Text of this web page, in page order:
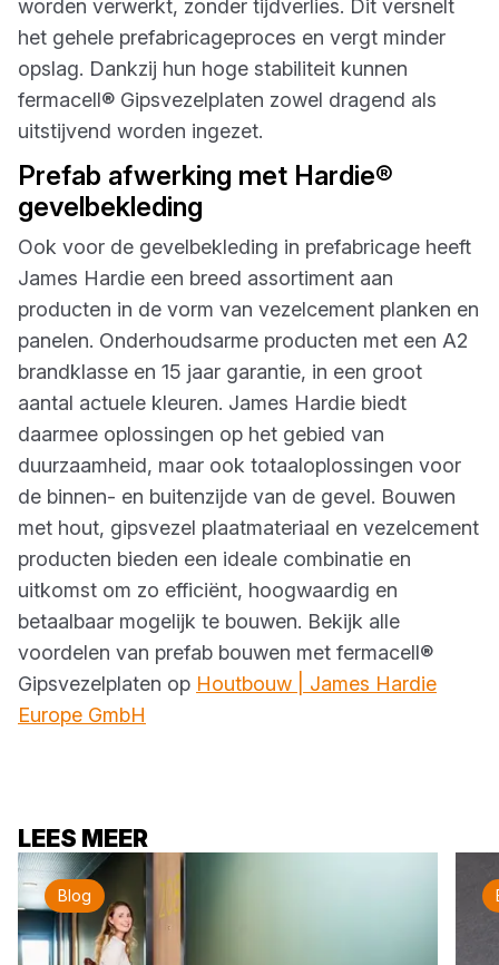
worden verwerkt, zonder tijdverlies. Dit versnelt
het gehele prefabricageproces en vergt minder
opslag. Dankzij hun hoge stabiliteit kunnen
fermacell® Gipsvezelplaten zowel dragend als
uitstijvend worden ingezet.
Prefab afwerking met Hardie®
gevelbekleding
Ook voor de gevelbekleding in prefabricage heeft
James Hardie een breed assortiment aan
producten in de vorm van vezelcement planken en
panelen. Onderhoudsarme producten met een A2
brandklasse en 15 jaar garantie, in een groot
aantal actuele kleuren. James Hardie biedt
daarmee oplossingen op het gebied van
duurzaamheid, maar ook totaaloplossingen voor
de binnen- en buitenzijde van de gevel. Bouwen
met hout, gipsvezel plaatmateriaal en vezelcement
producten bieden een ideale combinatie en
uitkomst om zo efficiënt, hoogwaardig en
betaalbaar mogelijk te bouwen. Bekijk alle
voordelen van prefab bouwen met fermacell®
Gipsvezelplaten op Houtbouw | James Hardie
Europe GmbH
LEES MEER
Blog